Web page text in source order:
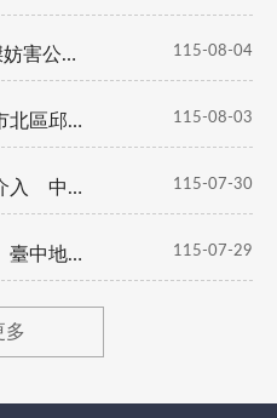
羈押禁見獲准 115-08-04
攤商及詐取租金等案 115-08-03
詐欺博弈水房 115-07-30
賄選宣導深入社區 115-07-29
多